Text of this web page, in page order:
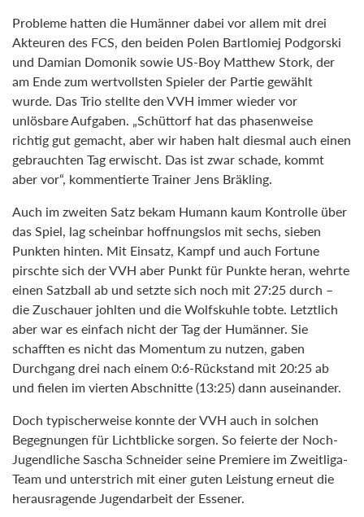
Probleme hatten die Humänner dabei vor allem mit drei
Akteuren des FCS, den beiden Polen Bartlomiej Podgorski
und Damian Domonik sowie US-Boy Matthew Stork, der
am Ende zum wertvollsten Spieler der Partie gewählt
wurde. Das Trio stellte den VVH immer wieder vor
unlösbare Aufgaben. „Schüttorf hat das phasenweise
richtig gut gemacht, aber wir haben halt diesmal auch einen
gebrauchten Tag erwischt. Das ist zwar schade, kommt
aber vor“, kommentierte Trainer Jens Bräkling.
Auch im zweiten Satz bekam Humann kaum Kontrolle über
das Spiel, lag scheinbar hoffnungslos mit sechs, sieben
Punkten hinten. Mit Einsatz, Kampf und auch Fortune
pirschte sich der VVH aber Punkt für Punkte heran, wehrte
einen Satzball ab und setzte sich noch mit 27:25 durch –
die Zuschauer johlten und die Wolfskuhle tobte. Letztlich
aber war es einfach nicht der Tag der Humänner. Sie
schafften es nicht das Momentum zu nutzen, gaben
Durchgang drei nach einem 0:6-Rückstand mit 20:25 ab
und fielen im vierten Abschnitte (13:25) dann auseinander.
Doch typischerweise konnte der VVH auch in solchen
Begegnungen für Lichtblicke sorgen. So feierte der Noch-
Jugendliche Sascha Schneider seine Premiere im Zweitliga-
Team und unterstrich mit einer guten Leistung erneut die
herausragende Jugendarbeit der Essener.